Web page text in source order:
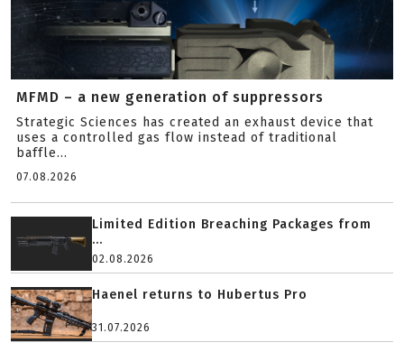
MFMD – a new generation of suppressors
Strategic Sciences has created an exhaust device that
uses a controlled gas flow instead of traditional
baffle...
07.08.2026
Limited Edition Breaching Packages from
...
02.08.2026
Haenel returns to Hubertus Pro
31.07.2026